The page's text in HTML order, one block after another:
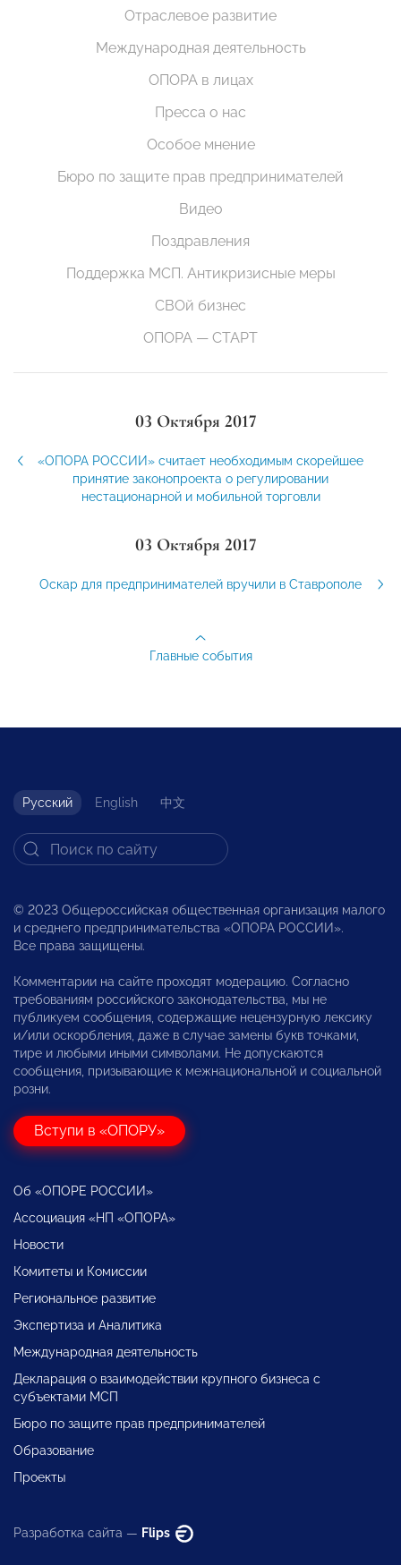
Отраслевое развитие
Международная деятельность
ОПОРА в лицах
Пресса о нас
Особое мнение
Бюро по защите прав предпринимателей
Видео
Поздравления
Поддержка МСП. Антикризисные меры
СВОй бизнес
ОПОРА — СТАРТ
03 Октября 2017
«ОПОРА РОССИИ» считает необходимым скорейшее
принятие законопроекта о регулировании
нестационарной и мобильной торговли
03 Октября 2017
Оскар для предпринимателей вручили в Ставрополе
Главные события
Русский English 中文
© 2023 Общероссийская общественная организация малого
и среднего предпринимательства «ОПОРА РОССИИ».
Все права защищены.
Комментарии на сайте проходят модерацию. Согласно
требованиям российского законодательства, мы не
публикуем сообщения, содержащие нецензурную лексику
и/или оскорбления, даже в случае замены букв точками,
тире и любыми иными символами. Не допускаются
сообщения, призывающие к межнациональной и социальной
розни.
Вступи в «ОПОРУ»
Об «ОПОРЕ РОССИИ»
Ассоциация «НП «ОПОРА»
Новости
Комитеты и Комиссии
Региональное развитие
Экспертиза и Аналитика
Международная деятельность
Декларация о взаимодействии крупного бизнеса с
субъектами МСП
Бюро по защите прав предпринимателей
Образование
Проекты
Разработка сайта — Flips